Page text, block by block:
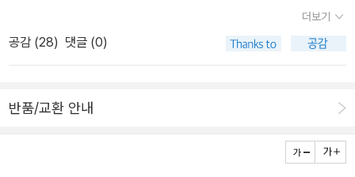
5. 이매뉴얼 월러스틴, 『근대세계체제』 (2013년에 각 권별로 색깔을
달리 한 개정 번역본이 나왔다.)16. 미셸 푸코, 『감시와 처벌』 (2016
년에 오생근 교수님의 개정 번역본이 나왔다.)17. 토마스 쿤, 『과학혁
해서 말이 많았는데, 2013년에 출간 50주년을 기념한 개정판이 나
에 대한 평이 좋지 않다.)18. 게오르그 짐멜, 『Sociology』 (게오르
더니즘<검은 그림>고뇌의 계보학: 쇼펜하우어, 니체, 바타유바타유
의 고야론다시 <검은 그림>에스파냐 민중문화와 고야[4장] 서구의
자기 해체: 고흐와 푸코어느 고흐 전람회에서고흐의 매력하이데거의
괄[5장] 세계대전의 기하학: 칸딘스키와 코제브추상화의 아버지 칸
쟁과 혁명 속에서바우하우스 시대코제브의 해석[6장] 사상은 가벼움
쓰기 경험이 있는 저자의 우리말글에 대한 책인데, 제목이 그러하듯,
어떤 기지가 담긴 글맛을 기대하게 만든다. 나는 <잉카>라는 제목
책이 아니라. 소설이다.잉카와 소설이라, 하긴이런 소설에도 분명히
새로운 것들도자연스레알게되는 재미도 있겠지 싶다. <공룡>이다.
공룡이란 책에 공룡말고 뭘 기대하겠는가? 우연히 이 책을 발견했는
'Regarding the Pain of Others'(2003)인데, 전체가 131쪽밖에
안되는 얇은 책이고(행간도 넓다), 일종의 포르노그라피로서의 전쟁
사진론 정도의 성격을 갖고 있다. 그런데, 이 책이 번역되면서 250쪽
니 했는데, 인터넷서점의 책소개를 참조해보니까 영어판에 없는 도판
48장이 한국어판에는 들어가 있다고 한다(나는 아직 책의 실물을 보
지 못했다. *나중에 복사했다). 게다가 역시 원서에는 없는 4편의 글
더보기
공감 (28) 댓글 (0)
반품/교환 안내